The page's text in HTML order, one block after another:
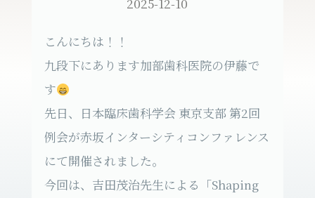
こんにちは！！
九段下にあります加部歯科医院の伊藤で
す
先日、日本臨床歯科学会 東京支部 第2回
例会が赤坂インターシティコンファレンス
にて開催されました。
今回は、吉田茂治先生による「Shaping